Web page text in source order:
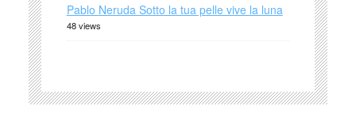
Pablo Neruda Sotto la tua pelle vive la luna
48 views